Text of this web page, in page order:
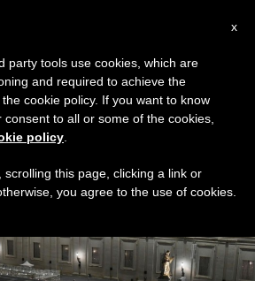
10th, 2020
x
party tools use cookies, which are
and required to achieve the
cookie policy. If you want to know
to all or some of the cookies,
policy
scrolling this page, clicking a link or
you agree to the use of cookies.